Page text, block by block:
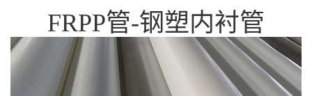
FRPP管-钢塑内衬管